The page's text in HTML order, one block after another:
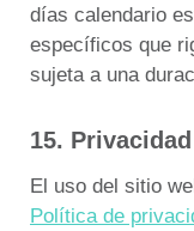
días calendario
específicos que
sujeta a una
15. Privacidad
El uso del sitio
Política de